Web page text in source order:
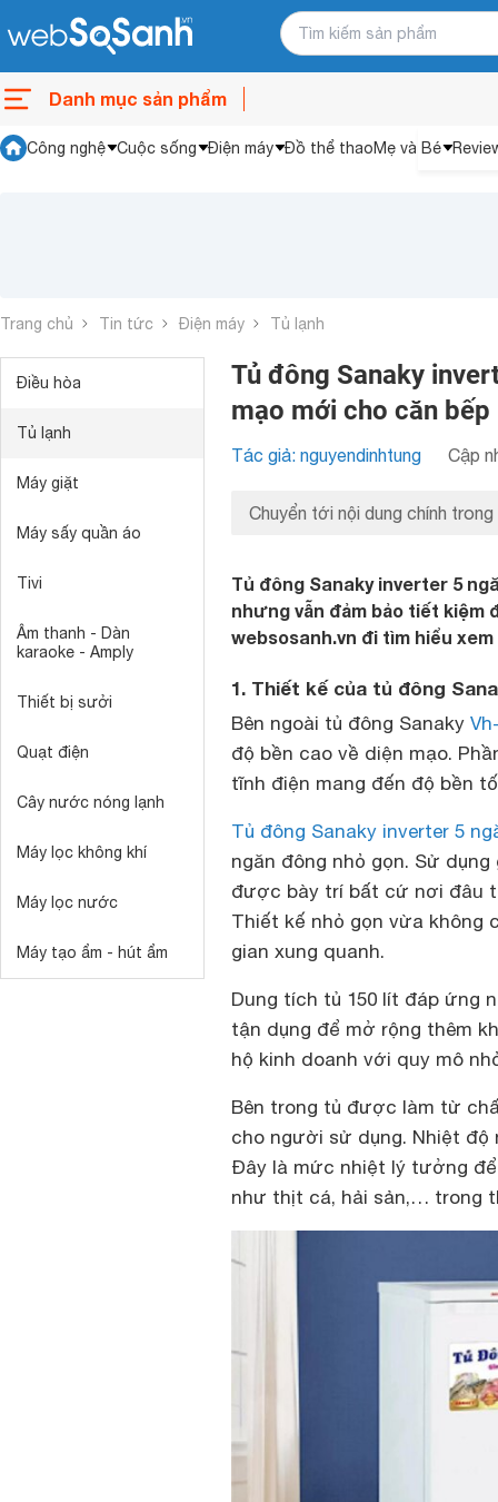
Danh mục sản phẩm
Công nghệ Cuộc sống Điện máy Đồ thể thaoMẹ và Bé
Trang chủ Tin tức Điện máy Tủ lạnh
Điều hòa
Tủ lạnh
Máy giặt
Máy sấy quần áo
Tivi
Âm thanh - Dàn
karaoke - Amply
Thiết bị sưởi
Quạt điện
Cây nước nóng lạnh
Máy lọc không khí
Máy lọc nước
Máy tạo ẩm - hút ẩm
Tủ đông Sanaky
mạo mới cho căn bếp
Tác giả: nguyendinhtung Cập
Chuyển tới nội dung chính trong
Tủ đông Sanaky inverter 5
nhưng vẫn đảm bảo tiết
websosanh.vn đi tìm hiểu
1. Thiết kế của tủ đông
Bên ngoài tủ đông Sanaky
độ bền cao về diện mạo.
tĩnh điện mang đến độ bền
Tủ đông Sanaky inverter 5
ngăn đông nhỏ gọn. Sử
được bày trí bất cứ nơi đâu
Thiết kế nhỏ gọn vừa không
gian xung quanh.
Dung tích tủ 150 lít đáp ứng
tận dụng để mở rộng thêm
hộ kinh doanh với quy mô
Bên trong tủ được làm từ
cho người sử dụng. Nhiệt
Đây là mức nhiệt lý tưởng
như thịt cá, hải sản,… trong